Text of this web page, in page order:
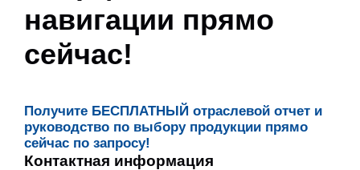
навигации прямо
сейчас!
Получите БЕСПЛАТНЫЙ отраслевой отчет и
руководство по выбору продукции прямо
сейчас по запросу!
Контактная информация